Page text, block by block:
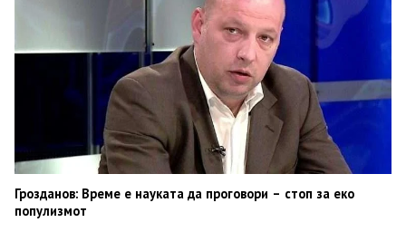
Грозданов: Време е науката да проговори – стоп за еко
популизмот